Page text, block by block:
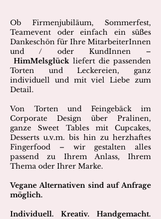
Ob Firmenjubiläum, Sommerfest,
Teamevent oder einfach ein süßes
Dankeschön für Ihre MitarbeiterInnen
und / oder KundInnen –
HimMelsglückliefert die passenden
Torten und Leckereien, ganz
individuell und mit viel Liebe zum
Detail.
Von Torten und Feingebäck im
Corporate Design über Pralinen,
ganze Sweet Tables mit Cupcakes,
Desserts u.v.m. bis hin zu herzhaftes
Fingerfood – wir gestalten alles
passend zu Ihrem Anlass, Ihrem
Thema oder Ihrer Marke.
Vegane Alternativen sind auf Anfrage
möglich.
Individuell. Kreativ. Handgemacht.